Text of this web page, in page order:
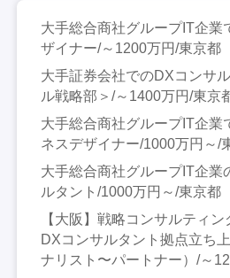
大手総合商社グループIT企業
ザイナー/～1200万円/東京都
大手証券会社でのDXコンサ
ル戦略部＞/～1400万円/東京
大手総合商社グループIT企業
ネスデザイナー/1000万円～/
大手総合商社グループIT企業
ルタント/1000万円～/東京都
【大阪】戦略コンサルティ
DXコンサルタント拠点立ち
ナリスト〜パートナー）/～